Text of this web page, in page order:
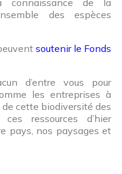
des espèces
soutenir le Fonds
d’entre vous pour
les entreprises à
cette biodiversité des
ressources d’hier
pays, nos paysages et